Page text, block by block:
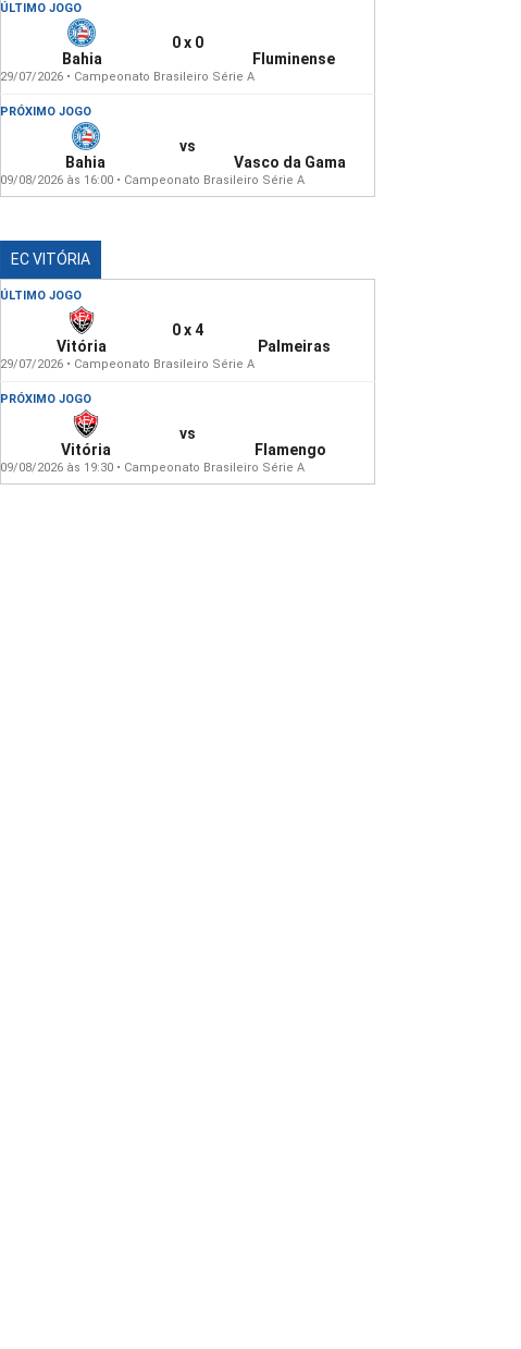
ÚLTIMO JOGO
Bahia
0 x 0
Fluminense
29/07/2026 • Campeonato Brasileiro Série A
PRÓXIMO JOGO
Bahia
vs
Vasco da Gama
09/08/2026 às 16:00 • Campeonato Brasileiro Série A
EC VITÓRIA
ÚLTIMO JOGO
Vitória
0 x 4
Palmeiras
29/07/2026 • Campeonato Brasileiro Série A
PRÓXIMO JOGO
Vitória
vs
Flamengo
09/08/2026 às 19:30 • Campeonato Brasileiro Série A